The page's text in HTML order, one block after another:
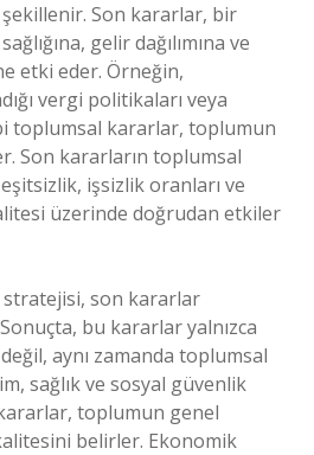
Son kararlar, bir
gelir dağılımına ve
etki eder. Örneğin,
vergi politikaları veya
toplumsal kararlar, toplumun
Son kararların toplumsal
işsizlik oranları ve
üzerinde doğrudan etkiler
stratejisi, son kararlar
bu kararlar yalnızca
aynı zamanda toplumsal
sağlık ve sosyal güvenlik
toplumun genel
belirler. Ekonomik